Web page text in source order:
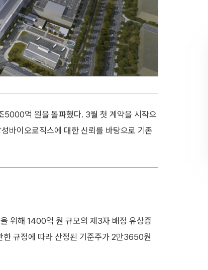
5000억 원을 돌파했다. 3월 첫 계약을 시작으
바이오로직스에 대한 신뢰를 바탕으로 기존
위해 1400억 원 규모의 제3자 배정 유상증
한 규정에 따라 산정된 기준주가 2만3650원